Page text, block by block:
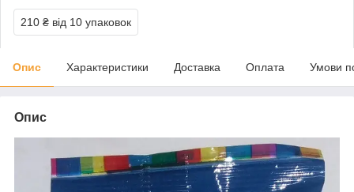
210 ₴ від 10 упаковок
Опис Характеристики Доставка Оплата Умови
Опис